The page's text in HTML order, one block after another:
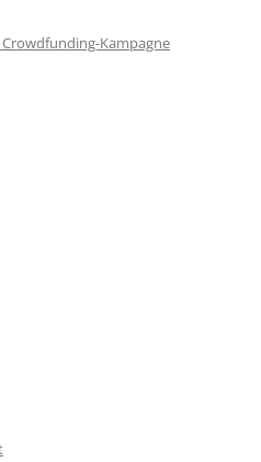
Kampagne